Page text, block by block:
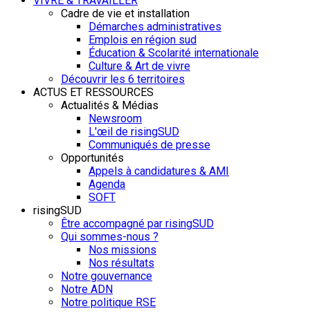
Cadre de vie et installation
Démarches administratives
Emplois en région sud
Éducation & Scolarité internationale
Culture & Art de vivre
Découvrir les 6 territoires
ACTUS ET RESSOURCES
Actualités & Médias
Newsroom
L'œil de risingSUD
Communiqués de presse
Opportunités
Appels à candidatures & AMI
Agenda
SOFT
risingSUD
Être accompagné par risingSUD
Qui sommes-nous ?
Nos missions
Nos résultats
Notre gouvernance
Notre ADN
Notre politique RSE